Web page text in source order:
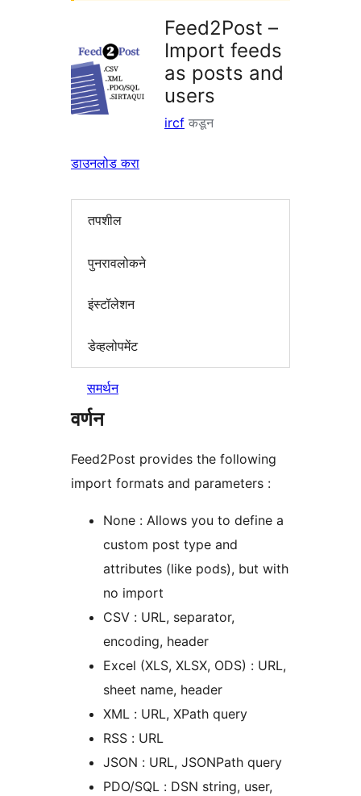
Feed2Post –
Import feeds
as posts and
users
ircf कडून
डाउनलोड करा
तपशील
पुनरावलोकने
इंस्टॉलेशन
डेव्हलोपमेंट
समर्थन
वर्णन
Feed2Post provides the following
import formats and parameters :
None : Allows you to define a
custom post type and
attributes (like pods), but with
no import
CSV : URL, separator,
encoding, header
Excel (XLS, XLSX, ODS) : URL,
sheet name, header
XML : URL, XPath query
RSS : URL
JSON : URL, JSONPath query
PDO/SQL : DSN string, user,